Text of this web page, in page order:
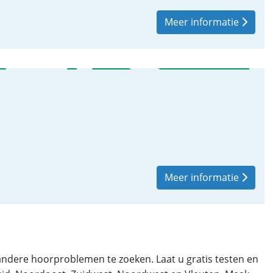
Meer informatie
Meer informatie
hoorproblemen te zoeken. Laat u gratis testen en